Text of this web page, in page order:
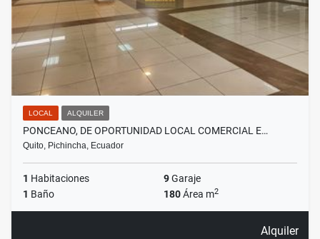
LOCAL ALQUILER
PONCEANO, DE OPORTUNIDAD LOCAL COMERCIAL E…
Quito, Pichincha, Ecuador
1 Habitaciones 9Garaje
1 Baño 180Área m2
Alquiler